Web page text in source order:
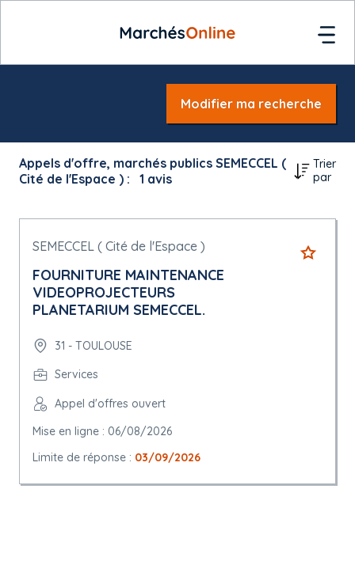
Modifier ma recherche
Appels d'offre, marchés publics SEMECCEL (
Cité de l'Espace ) :
1 avis
Trier
par
SEMECCEL ( Cité de l'Espace )
FOURNITURE MAINTENANCE
VIDEOPROJECTEURS
PLANETARIUM SEMECCEL.
31 - TOULOUSE
Services
Appel d'offres ouvert
Mise en ligne : 06/08/2026
Limite de réponse : 03/09/2026